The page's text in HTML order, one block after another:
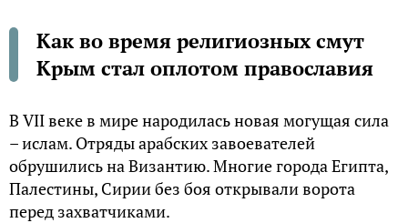
Как во время религиозных смут
Крым стал оплотом православия
В VII веке в мире народилась новая могущая сила
– ислам. Отряды арабских завоевателей
обрушились на Византию. Многие города Египта,
Палестины, Сирии без боя открывали ворота
перед захватчиками.